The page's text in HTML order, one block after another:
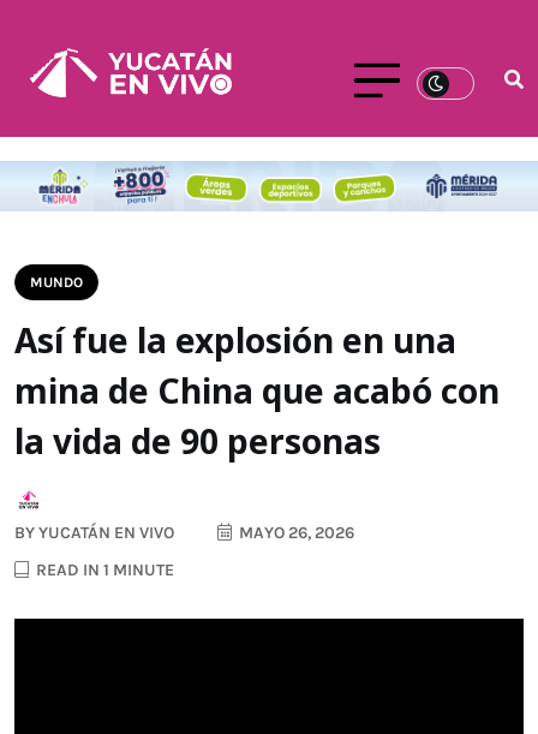
MUNDO
Así fue la explosión en una
mina de China que acabó con
la vida de 90 personas
BYYUCATÁN EN VIVO
MAYO 26, 2026
READ IN 1 MINUTE